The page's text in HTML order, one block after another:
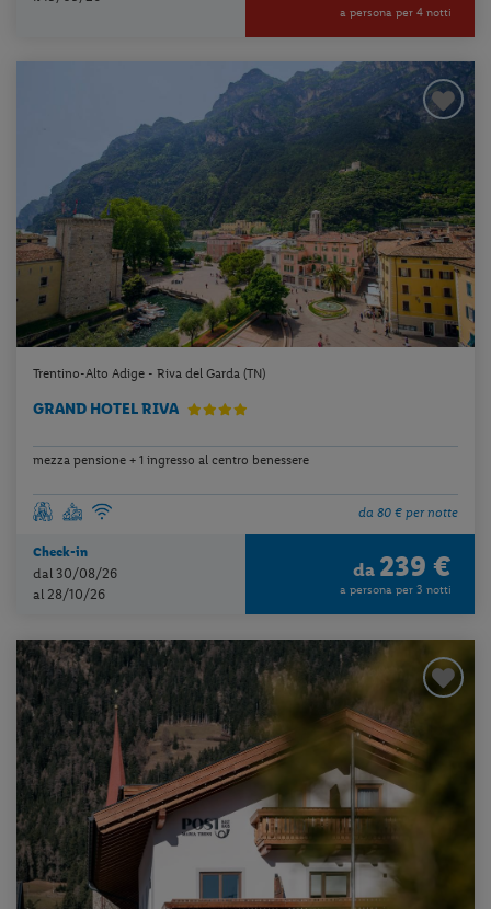
a persona per 4 notti
Trentino-Alto Adige - Riva del Garda (TN)
GRAND HOTEL RIVA
mezza pensione + 1 ingresso al centro benessere
da 80 € per notte
Check-in
dal 30/08/26
al 28/10/26
da 239 €
a persona per 3 notti